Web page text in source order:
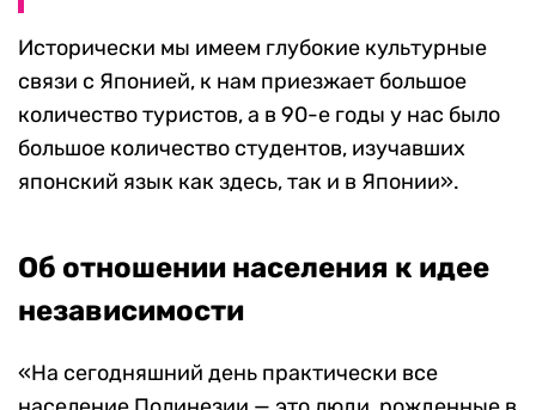
Исторически мы имеем глубокие культурные
связи с Японией, к нам приезжает большое
количество туристов, а в 90-е годы у нас было
большое количество студентов, изучавших
японский язык как здесь, так и в Японии».
Об отношении населения к идее
независимости
«На сегодняшний день практически все